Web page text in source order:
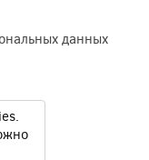
данных